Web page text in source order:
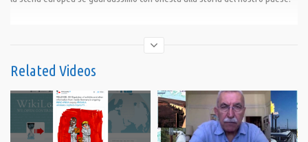
Category:Editoriali,Il Punto di Giulietto Chiesa , PrimoPiano
Tags:Aldo Moro CIA,Compromesso Storico,Giulietto Chiesa Gladio,Licio Gelli ,Loggia P2,
Related Videos